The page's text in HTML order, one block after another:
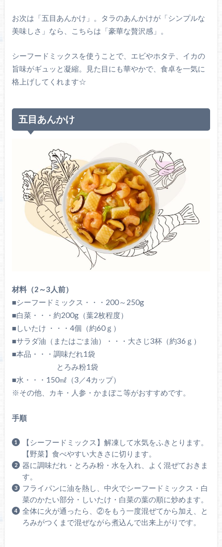
お次は「五目あんかけ」。タラのあんかけが「シンプルな
美味しさ」なら、こちらは「豪華な贅沢感」。
シーフードミックスを使うことで、エビやホタテ、イカの
旨味がギュッと凝縮。見た目にも華やかで、食卓を一気に
格上げしてくれます☆
五目あんかけ
材料（2～3人前）
■シーフードミックス・・・200～250g
■白菜・・・約200g（葉2枚程度）
■しいたけ ・・・4個（約60ｇ）
■サラダ油（またはごま油）・・・大さじ3杯（約36ｇ）
■本品・・・調味だれ1袋
とろみ粉1袋
■水・・・150㎖（3／4カップ）
※その他、カキ・人参・かまぼこ等がおすすめです。
手順
【シーフードミックス】解凍して水気をふきとります。
【野菜】食べやすい大きさに切ります。
器に調味だれ・とろみ粉・水を入れ、よく混ぜておきま
す。
フライパンに油を熱し、中火でシーフードミックス・白
菜のかたい部分・しいたけ・白菜の葉の順に炒めます。
全体に火が通ったら、②をもう一度混ぜてから加え、と
ろみがつくまで混ぜながら煮込んで出来上がりです。